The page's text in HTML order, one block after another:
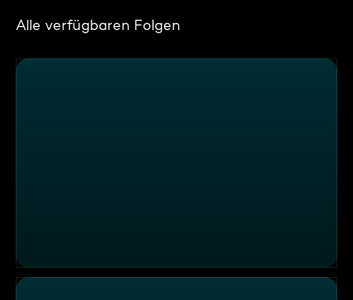
Alle verfügbaren Folgen
Wochenfinale mit mittelalterlichem Ambiente im